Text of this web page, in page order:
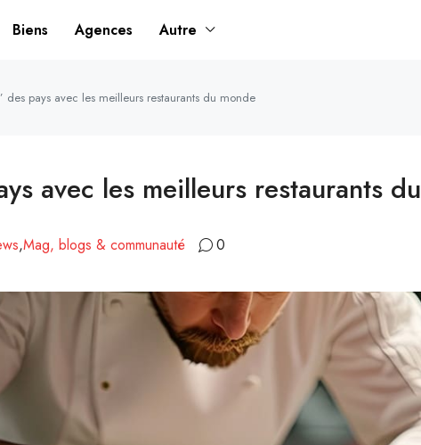
Biens Agences Autre
des pays avec les meilleurs restaurants du monde
avec les meilleurs restaurants
,Mag, blogs & communauté 0